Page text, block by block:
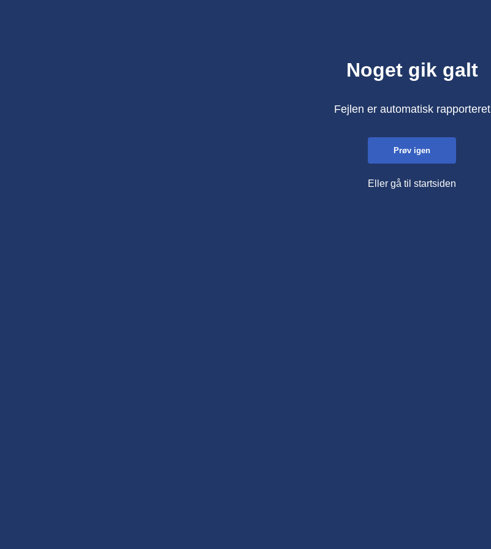
Noget gik galt
Fejlen er automatisk rapporteret
Prøv igen
Eller gå til startsiden